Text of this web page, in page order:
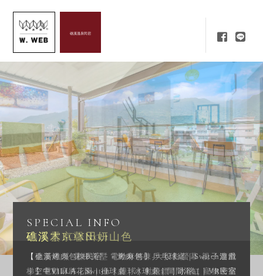
礁溪溫泉民宿
SPECIAL INFO
礁溪木BOX田妍山色
【礁溪烤肉包棟民宿 - 電動麻將】乒乓球桌｜Switch遊戲
｜空中VILLA花園｜撞球桌｜冰球桌｜間間浴缸｜VR密室